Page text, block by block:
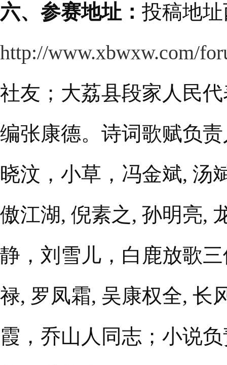
六、参赛地址： 投稿地
http://www.xbwxw.com/
社友；大荔县段家人民
编张康德。诗词歌赋负
晓汶，小草，冯金斌, 汤
傲江湖, 倪素之, 孙明亮,
静，刘雪儿，白鹿放歌
禄, 罗凤霜, 吴康权全, 长
霞，乔山人同志；小说